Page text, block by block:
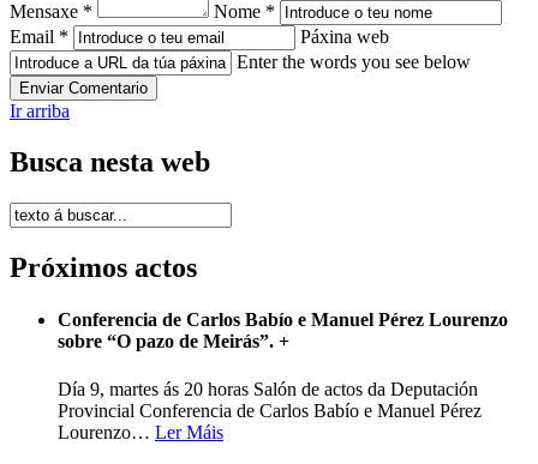
Mensaxe *
Nome *
Email *
Páxina web
Enter the words you see below
Ir arriba
Busca nesta web
Próximos actos
Conferencia de Carlos Babío e Manuel Pérez Lourenzo
sobre “O pazo de Meirás”. +
Día 9, martes ás 20 horas Salón de actos da Deputación
Provincial Conferencia de Carlos Babío e Manuel Pérez
Lourenzo… Ler Máis